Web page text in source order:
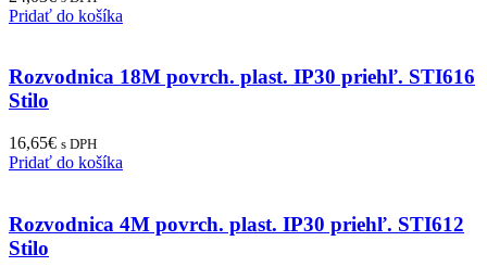
Pridať do košíka
Rozvodnica 18M povrch. plast. IP30 priehľ. STI616
Stilo
16,65€ s DPH
Pridať do košíka
Rozvodnica 4M povrch. plast. IP30 priehľ. STI612
Stilo